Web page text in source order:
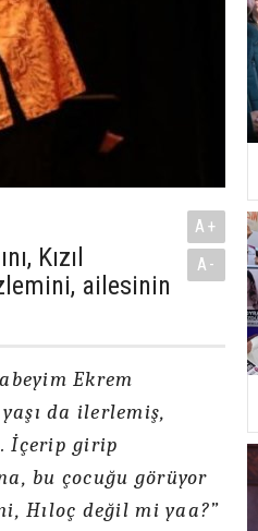
Kızıl
ailesinin
A+
A-
Ekrem
da ilerlemiş,
İçerip girip
bu çocuğu görüyor
Hıloç değil mi yaa?”